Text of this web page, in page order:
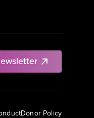
Donor Policy